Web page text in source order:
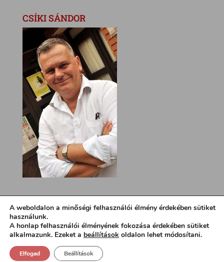
CSÍKI SÁNDOR
Design:
A weboldalon a minőségi felhasználói élmény érdekében sütiket
használunk.
A honlap felhasználói élményének fokozása érdekében sütiket
alkalmazunk. Ezeket a beállítások oldalon lehet módosítani.
Elfogad Beállítások